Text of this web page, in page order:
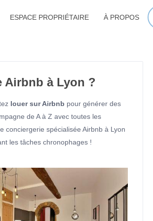
ESPACE PROPRIÉTAIRE À PROPOS
Airbnb à Lyon ?
louer sur Airbnb pour générer des
de A à Z avec toutes les
conciergerie spécialisée Airbnb à Lyon
les tâches chronophages !